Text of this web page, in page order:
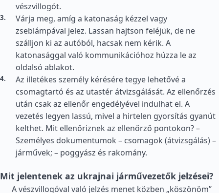
vészvillogót.
Várja meg, amíg a katonaság kézzel vagy
zseblámpával jelez. Lassan hajtson feléjük, de ne
szálljon ki az autóból, hacsak nem kérik. A
katonasággal való kommunikációhoz húzza le az
oldalsó ablakot.
Az illetékes személy kérésére tegye lehetővé a
csomagtartó és az utastér átvizsgálását. Az ellenőrzés
után csak az ellenőr engedélyével indulhat el. A
vezetés legyen lassú, mivel a hirtelen gyorsítás gyanút
kelthet. Mit ellenőriznek az ellenőrző pontokon? –
Személyes dokumentumok – csomagok (átvizsgálás) –
járművek; – poggyász és rakomány.
Mit jelentenek az ukrajnai járművezetők jelzései?
A vészvillogóval való jelzés menet közben „köszönöm”